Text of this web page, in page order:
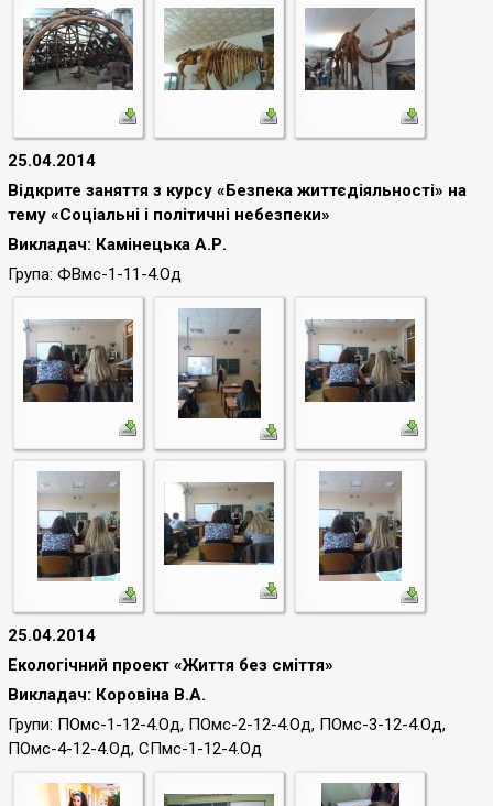
25.04.2014
Відкрите заняття з курсу «Безпека життєдіяльності» на
тему «Соціальні і політичні небезпеки»
Викладач: Камінецька А.Р.
Група: ФВмс-1-11-4.Од
25.04.2014
Екологічний проект «Життя без сміття»
Викладач: Коровіна В.А.
Групи: ПОмс-1-12-4.Од, ПОмс-2-12-4.Од, ПОмс-3-12-4.Од,
ПОмс-4-12-4.Од, СПмс-1-12-4.Од